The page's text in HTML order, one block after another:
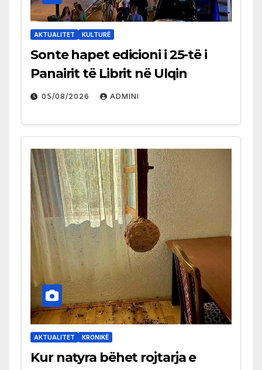
AKTUALITET KULTURË
Sonte hapet edicioni i 25-të i
Panairit të Librit në Ulqin
05/08/2026 ADMINI
AKTUALITET KRONIKË
Kur natyra bëhet rojtarja e